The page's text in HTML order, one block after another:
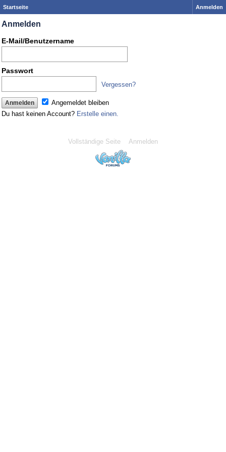
Startseite Anmelden
Anmelden
E-Mail/Benutzername
Passwort
Vergessen?
Angemeldet bleiben
Du hast keinen Account? Erstelle einen.
Vollständige Seite Anmelden